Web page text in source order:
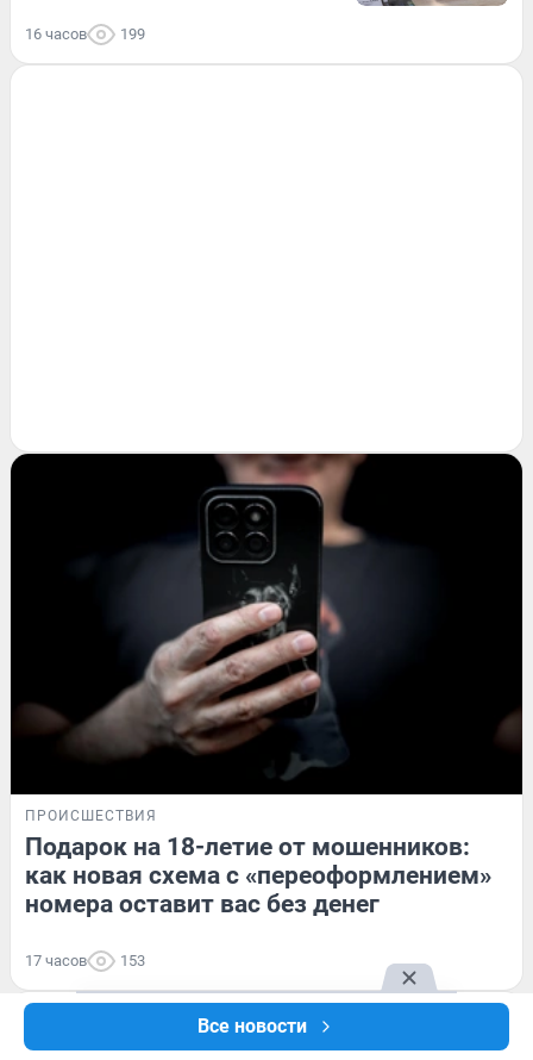
Все новости
16 часов 199
ПРОИСШЕСТВИЯ
Подарок на 18-летие от мошенников:
как новая схема с «переоформлением»
номера оставит вас без денег
17 часов 153
Mercedes производителя дронов
подорвали под Екатеринбургом —